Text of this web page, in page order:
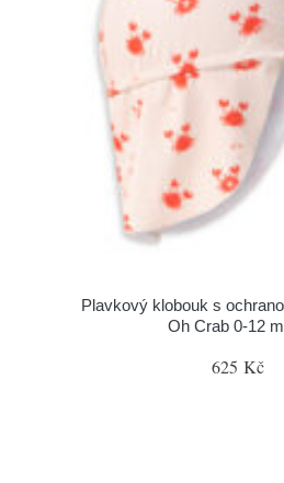
Plavkový klobouk s
Oh Crab 0-12
625 Kč